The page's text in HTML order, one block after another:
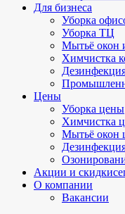
Для бизнеса
Уборка
Уборка ТЦ
Мытьё окон
Химчистка
Цены
Уборка цены
Химчистка
Мытьё окон
Акции и скидки
О компании
Вакансии